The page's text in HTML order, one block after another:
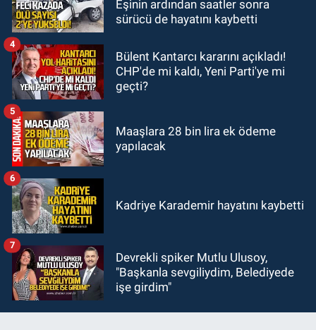
13:26
bastırdı. Cumhurbaşkanı Erdoğan
Eşinin ardından saatler sonra
sürücü de hayatını kaybetti
Bülent Kantarcı kararını açıkladı!
CHP'de mi kaldı, Yeni Parti'ye mi
geçti?
4
Maaşlara 28 bin lira ek ödeme
yapılacak
5
Kadriye Karademir hayatını kaybetti
6
Devrekli spiker Mutlu Ulusoy,
"Başkanla sevgiliydim, Belediyede
işe girdim"
7